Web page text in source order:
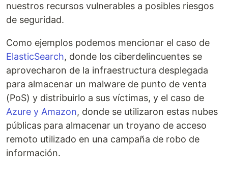
nuestros recursos vulnerables a posibles riesgos
de seguridad.
Como ejemplos podemos mencionar el caso de
ElasticSearch, donde los ciberdelincuentes se
aprovecharon de la infraestructura desplegada
para almacenar un malware de punto de venta
(PoS) y distribuirlo a sus víctimas, y el caso de
Azure y Amazon, donde se utilizaron estas nubes
públicas para almacenar un troyano de acceso
remoto utilizado en una campaña de robo de
información.